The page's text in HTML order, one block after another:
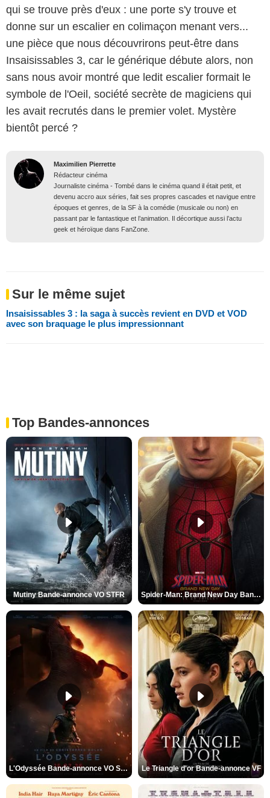
qui se trouve près d'eux : une porte s'y trouve et
donne sur un escalier en colimaçon menant vers...
une pièce que nous découvrirons peut-être dans
Insaisissables 3, car le générique débute alors, non
sans nous avoir montré que ledit escalier formait le
symbole de l'Oeil, société secrète de magiciens qui
les avait recrutés dans le premier volet. Mystère
bientôt percé ?
Maximilien Pierrette
Rédacteur cinéma
Journaliste cinéma - Tombé dans le cinéma quand il était petit, et
devenu accro aux séries, fait ses propres cascades et navigue entre
époques et genres, de la SF à la comédie (musicale ou non) en
passant par le fantastique et l’animation. Il décortique aussi l’actu
geek et héroïque dans FanZone.
Sur le même sujet
Insaisissables 3 : la saga à succès revient en DVD et VOD
avec son braquage le plus impressionnant
Top Bandes-annonces
Mutiny Bande-annonce VO STFR Spider-Man: Brand New Day Bande-annonce VO STFR
L'Odyssée Bande-annonce VO STFR Le Triangle d'or Bande-annonce VF